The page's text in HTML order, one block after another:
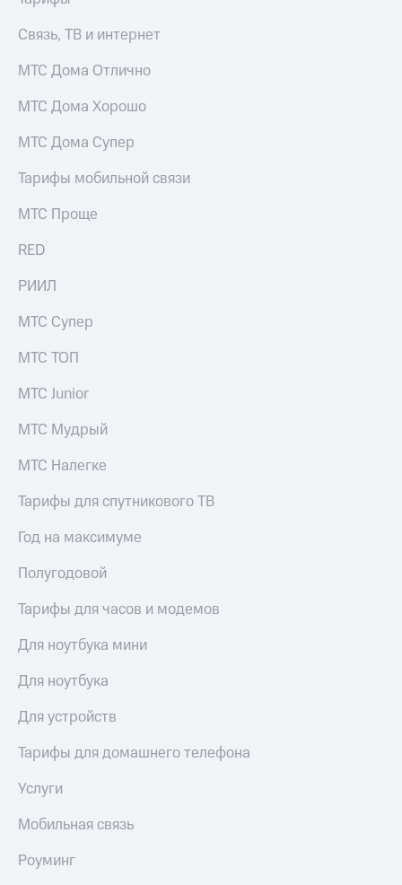
Связь, ТВ и интернет
МТС Дома Отлично
МТС Дома Хорошо
МТС Дома Супер
Тарифы мобильной связи
МТС Проще
RED
РИИЛ
МТС Супер
МТС ТОП
МТС Junior
МТС Мудрый
МТС Налегке
Тарифы для спутникового ТВ
Год на максимуме
Полугодовой
Тарифы для часов и модемов
Для ноутбука мини
Для ноутбука
Для устройств
Тарифы для домашнего телефона
Услуги
Мобильная связь
Роуминг